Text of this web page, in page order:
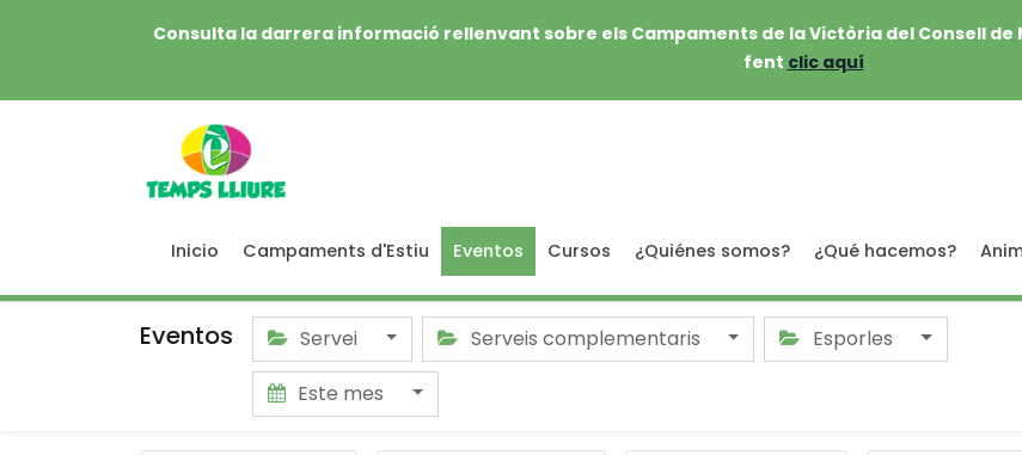
Consulta la darrera informació rellenvant sobre els Campaments de la Victòria del Consell
fent clic aquí
Inicio Campaments d'Estiu Eventos Cursos ¿Quiénes somos? ¿Qué hacemos?
Eventos Servei Serveis complementaris
Esporles
Este mes